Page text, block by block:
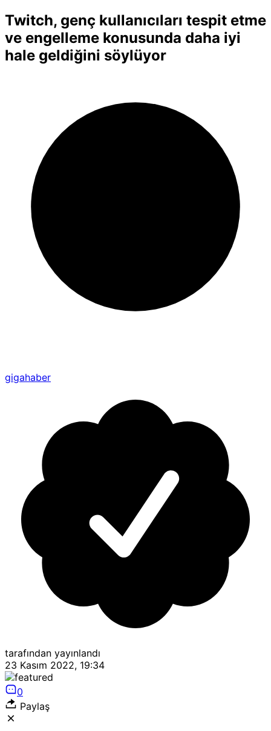
Twitch, genç kullanıcıları tespit etme
ve engelleme konusunda daha iyi
hale geldiğini söylüyor
gigahaber
tarafından yayınlandı
23 Kasım 2022, 19:34
0
Paylaş